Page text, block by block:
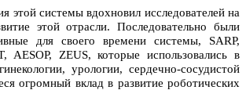
этой системы вдохновил исследователей на
этой отрасли. Последовательно были
для своего времени системы, SARP,
AESOP, ZEUS, которые использовались в
урологии, сердечно-сосудистой
огромный вклад в развитие роботических